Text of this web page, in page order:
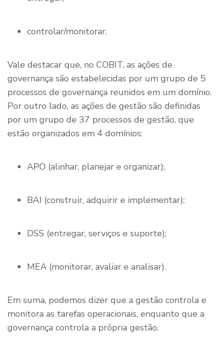
controlar/monitorar.
Vale destacar que, no COBIT, as ações de
governança são estabelecidas por um grupo de 5
processos de governança reunidos em um domínio.
Por outro lado, as ações de gestão são definidas
por um grupo de 37 processos de gestão, que
estão organizados em 4 domínios:
APO (alinhar, planejar e organizar);
BAI (construir, adquirir e implementar);
DSS (entregar, serviços e suporte);
MEA (monitorar, avaliar e analisar).
Em suma, podemos dizer que a gestão controla e
monitora as tarefas operacionais, enquanto que a
governança controla a própria gestão.